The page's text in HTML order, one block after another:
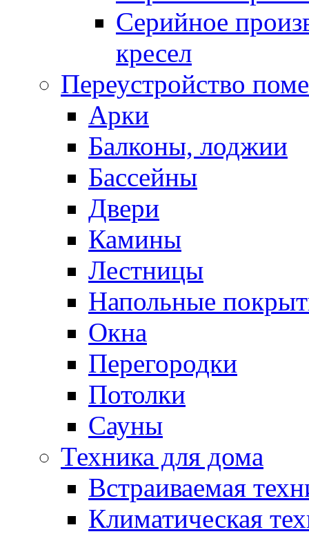
Серийное
кресел
Переустройство
Арки
Балконы, лоджии
Бассейны
Двери
Камины
Лестницы
Напольные
Окна
Перегородки
Потолки
Сауны
Техника для дома
Встраиваемая
Климатическая